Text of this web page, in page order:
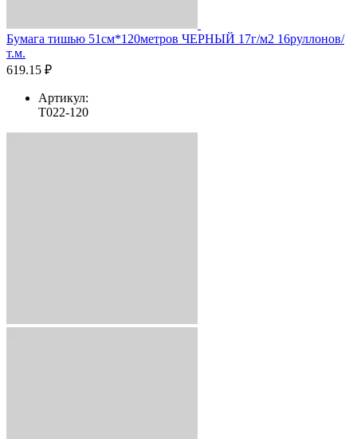
Бумага тишью 51см*120метров ЧЕРНЫЙ 17г/м2 16руллонов/
т.м.
619.15 ₽
Артикул:
T022-120